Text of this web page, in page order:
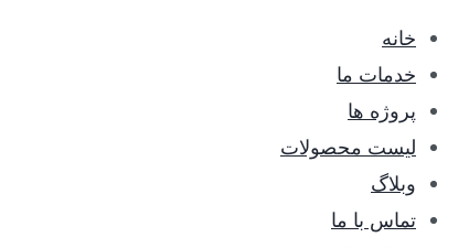
خانه
خدمات ما
پروژه ها
لیست محصولات
وبلاگ
تماس با ما